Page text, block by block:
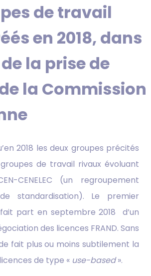
de travail
en 2018, dans
la prise de
la Commission
2018 les deux groupes précités
de travail rivaux évoluant
CENELEC (un regroupement
de standardisation). Le premier
part en septembre 2018 d’un
des licences FRAND. Sans
fait plus ou moins subtilement la
de type « use-based».